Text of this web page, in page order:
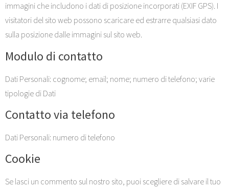
immagini che includono i dati di posizione incorporati (EXIF GPS). I
visitatori del sito web possono scaricare ed estrarre qualsiasi dato
sulla posizione dalle immagini sul sito web.
Modulo di contatto
Dati Personali: cognome; email; nome; numero di telefono; varie
tipologie di Dati
Contatto via telefono
Dati Personali: numero di telefono
Cookie
Se lasci un commento sul nostro sito, puoi scegliere di salvare il tuo